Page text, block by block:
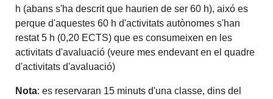
h (abans s'ha descrit que haurien de ser 60 h), aixó es
perque d'aquestes 60 h d'activitats autònomes s'han
restat 5 h (0,20 ECTS) que es consumeixen en les
activitats d'avaluació (veure mes endevant en el quadre
d'activitats d'avaluació)
Nota: es reservaran 15 minuts d'una classe, dins del